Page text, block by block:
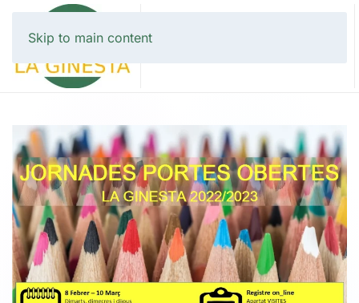
Skip to main content